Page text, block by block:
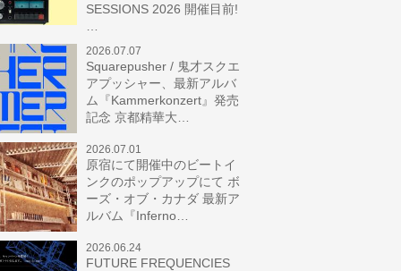
SESSIONS 2026 開催目前!
2026.07.07
Squarepusher / 鬼才スクエ
アプッシャー、最新アルバ
ム『Kammerkonzert』発売
記念 京都精華大…
2026.07.01
原宿にて開催中のビートイ
ンクのポップアップにて ボ
ーズ・オブ・カナダ 最新ア
ルバム『Inferno…
2026.06.24
FUTURE FREQUENCIES